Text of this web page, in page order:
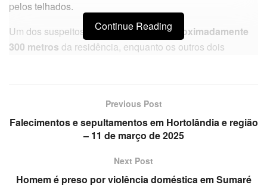
pelos telhados.
Um dos suspeitos foiinterceptado a aproximadamente
300 metros da residência, enquanto os outros dois
Os três indivíduos foramconduzidos ao 5º Distrito
para as devidas providências. A ação reforça o
compromisso das forças de segurança no combate ao
Continue Reading
Previous Post
Falecimentos e sepultamentos em Hortolândia e região
– 11 de março de 2025
Next Post
Homem é preso por violência doméstica em Sumaré